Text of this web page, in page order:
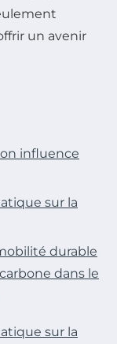
un avenir
influence
sur la
durable
dans le
sur la